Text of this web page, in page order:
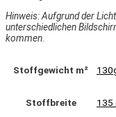
Hinweis: Aufgrund der
unterschiedlichen
kommen.
Stoffgewicht m²
Stoffbreite 135